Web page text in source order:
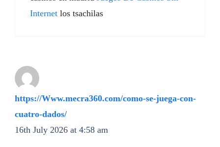
Internet los tsachilas
https://Www.mecra360.com/como-se-juega-con-
cuatro-dados/
16th July 2026 at 4:58 am